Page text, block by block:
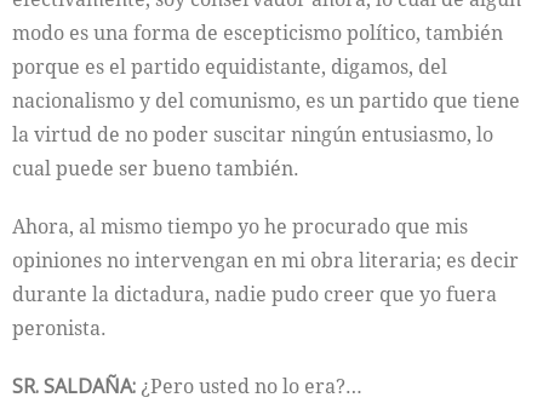
modo es una forma de escepticismo político, también
porque es el partido equidistante, digamos, del
nacionalismo y del comunismo, es un partido que tiene
la virtud de no poder suscitar ningún entusiasmo, lo
cual puede ser bueno también.
Ahora, al mismo tiempo yo he procurado que mis
opiniones no intervengan en mi obra literaria; es decir
durante la dictadura, nadie pudo creer que yo fuera
peronista.
SR. SALDAÑA: ¿Pero usted no lo era?…